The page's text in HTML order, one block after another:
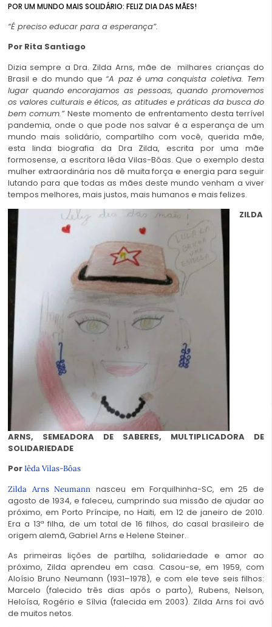
POR UM MUNDO MAIS SOLIDÁRIO: FELIZ DIA DAS MÃES!
“É preciso educar para a esperança”.
Por Rita Santiago
Dizia sempre a Dra. Zilda Arns, mãe de milhares crianças do
Brasil e do mundo que“A paz é uma conquista coletiva. Tem
lugar quando encorajamos as pessoas, quando promovemos
os valoresculturais e éticos, as atitudes e práticas da busca do
bem comum.” Neste momento de enfrentamento desta terrível
pandemia, onde o que pode nos salvar é a esperança de um
mundo mais solidário, compartilho com você, querida mãe,
esta linda biografia da Dra Zilda, escrita por uma mãe
formosense, a escritora Iêda Vilas-Bôas. Que o exemplo desta
mulher extraordinária nos dê muita força e energia para seguir
lutando para que todas as mães deste mundo venham a viver
tempos melhores, mais justos, mais humanos e mais felizes.
ZILDA
ARNS, SEMEADORA DE SABERES, MULTIPLICADORA DE
SOLIDARIEDADE
PorIêda Vilas-Bôas
Zilda Arns Neumann nasceu em Forquilhinha-SC, em 25 de
agosto de 1934, e faleceu, cumprindo sua missão de ajudar ao
próximo, em Porto Príncipe, no Haiti, em 12 de janeiro de 2010.
Era a 13ª filha, de um total de 16 filhos, do casal brasileiro de
origem alemã, Gabriel Arns e Helene Steiner.
As primeiras lições de partilha, solidariedade e amor ao
próximo, Zilda aprendeu em casa. Casou-se, em 1959, com
Aloísio Bruno Neumann (1931–1978), e com ele teve seis filhos:
Marcelo (falecido três dias após o parto), Rubens, Nelson,
Heloísa, Rogério e Sílvia (falecida em 2003). Zilda Arns foi avó
de muitos netos.